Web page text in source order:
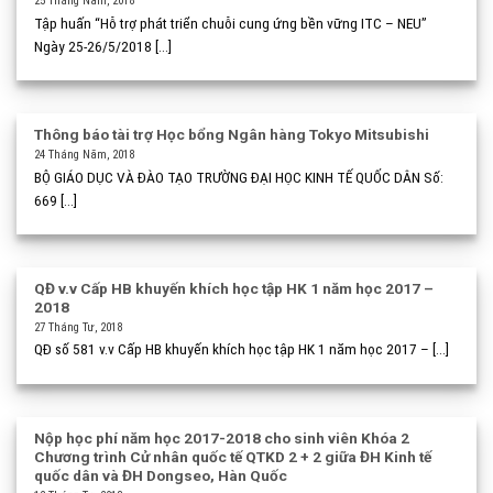
Tập huấn “Hỗ trợ phát triển chuỗi cung ứng bền vững ITC – NEU”
Ngày 25-26/5/2018 [...]
Thông báo tài trợ Học bổng Ngân hàng Tokyo Mitsubishi
24 Tháng Năm, 2018
BỘ GIÁO DỤC VÀ ĐÀO TẠO TRƯỜNG ĐẠI HỌC KINH TẾ QUỐC DÂN Số:
669 [...]
QĐ v.v Cấp HB khuyến khích học tập HK 1 năm học 2017 –
2018
27 Tháng Tư, 2018
QĐ số 581 v.v Cấp HB khuyến khích học tập HK 1 năm học 2017 – [...]
Nộp học phí năm học 2017-2018 cho sinh viên Khóa 2
Chương trình Cử nhân quốc tế QTKD 2 + 2 giữa ĐH Kinh tế
quốc dân và ĐH Dongseo, Hàn Quốc